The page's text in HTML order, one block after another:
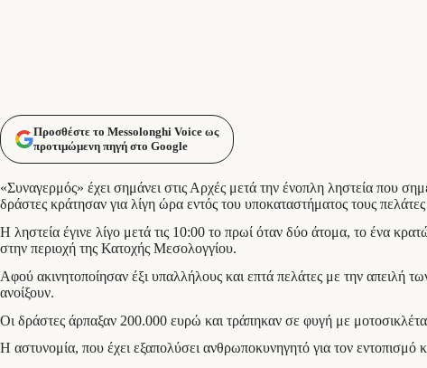
Προσθέστε το Messolonghi Voice ως
προτιμώμενη πηγή στο Google
«Συναγερμός» έχει σημάνει στις Αρχές μετά την ένοπλη ληστεία που
δράστες κράτησαν για λίγη ώρα εντός του υποκαταστήματος τους
Η ληστεία έγινε λίγο μετά τις 10:00 το πρωί όταν δύο άτομα, το ένα
στην περιοχή της Κατοχής Μεσολογγίου.
Αφού ακινητοποίησαν έξι υπαλλήλους και επτά πελάτες με την απειλή
ανοίξουν.
Οι δράστες άρπαξαν 200.000 ευρώ και τράπηκαν σε φυγή με
Η αστυνομία, που έχει εξαπολύσει ανθρωποκυνηγητό για τον